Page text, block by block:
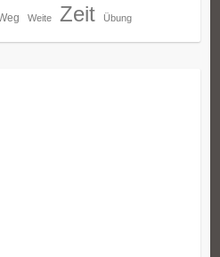
Weite Zeit Übung